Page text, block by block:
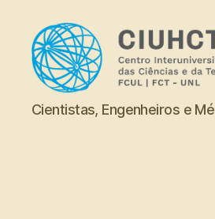
Dicionário
Cientistas, Engenheiros e